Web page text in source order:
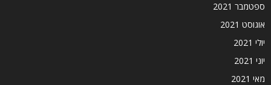
ספטמבר 2021
אוגוסט 2021
יולי 2021
יוני 2021
מאי 2021